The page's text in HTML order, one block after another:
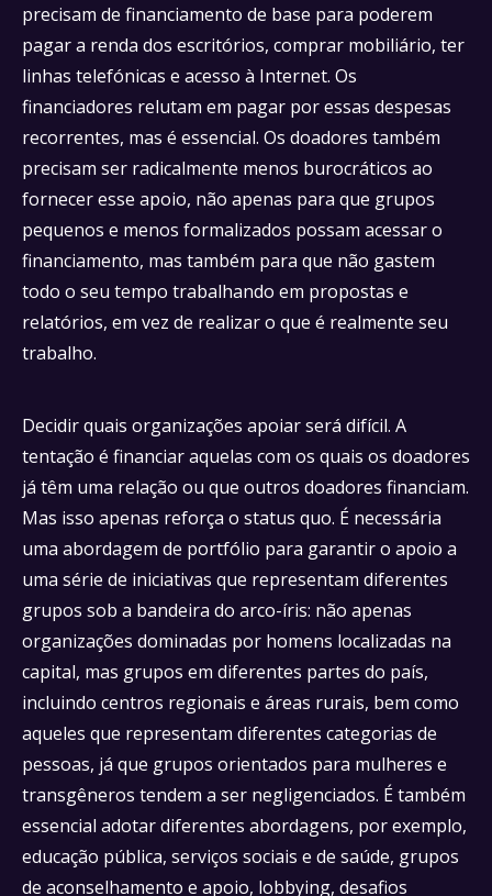
precisam de financiamento de base para poderem
pagar a renda dos escritórios, comprar mobiliário, ter
linhas telefónicas e acesso à Internet. Os
financiadores relutam em pagar por essas despesas
recorrentes, mas é essencial. Os doadores também
precisam ser radicalmente menos burocráticos ao
fornecer esse apoio, não apenas para que grupos
pequenos e menos formalizados possam acessar o
financiamento, mas também para que não gastem
todo o seu tempo trabalhando em propostas e
relatórios, em vez de realizar o que é realmente seu
trabalho.
Decidir quais organizações apoiar será difícil. A
tentação é financiar aquelas com os quais os doadores
já têm uma relação ou que outros doadores financiam.
Mas isso apenas reforça o status quo. É necessária
uma abordagem de portfólio para garantir o apoio a
uma série de iniciativas que representam diferentes
grupos sob a bandeira do arco-íris: não apenas
organizações dominadas por homens localizadas na
capital, mas grupos em diferentes partes do país,
incluindo centros regionais e áreas rurais, bem como
aqueles que representam diferentes categorias de
pessoas, já que grupos orientados para mulheres e
transgêneros tendem a ser negligenciados. É também
essencial adotar diferentes abordagens, por exemplo,
educação pública, serviços sociais e de saúde, grupos
de aconselhamento e apoio, lobbying, desafios